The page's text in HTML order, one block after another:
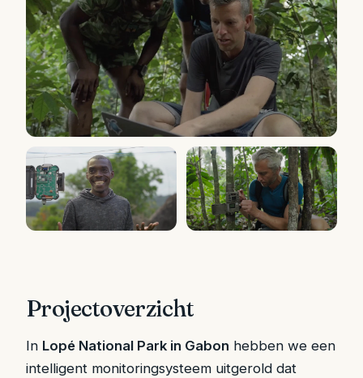
Projectoverzicht
In Lopé National Park in Gabon hebben we een
intelligent monitoringsysteem uitgerold dat